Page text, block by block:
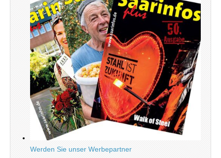
Werden Sie unser Werbepartner